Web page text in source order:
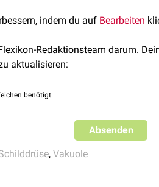
indem du auf Bearbeiten
Redaktionsteam darum.
aktualisieren:
benötigt.
Absenden
, Vakuole